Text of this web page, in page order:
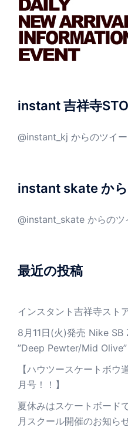
instant 吉祥寺
@instant_kj からのツイー
instant skate か
@instant_skate からのツ
最近の投稿
インスタント吉祥寺スト
8月11日(火)発売 Nike
”Deep Pewter/Mid Olive”
【ハウツースケートボ
月号！！】
夏休みはスケートボード
月スクール開催のお知らせ